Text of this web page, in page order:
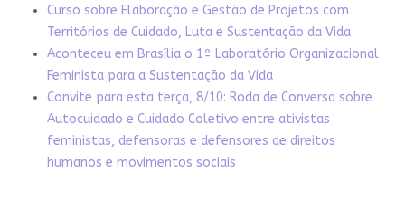
Curso sobre Elaboração e Gestão de Projetos com
Territórios de Cuidado, Luta e Sustentação da Vida
Aconteceu em Brasília o 1º Laboratório Organizacional
Feminista para a Sustentação da Vida
Convite para esta terça, 8/10: Roda de Conversa sobre
Autocuidado e Cuidado Coletivo entre ativistas
feministas, defensoras e defensores de direitos
humanos e movimentos sociais